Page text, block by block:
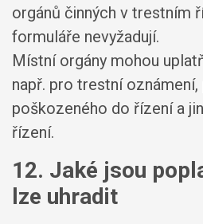
orgánů činných v trestním
formuláře nevyžadují.
Místní orgány mohou
např. pro trestní oznámení,
poškozeného do řízení a
řízení.
12. Jaké jsou
lze uhradit